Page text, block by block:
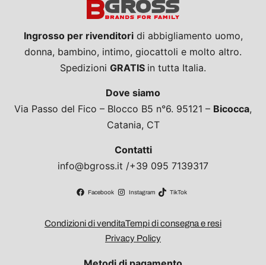
Ingrosso per rivenditoridi abbigliamento uomo,
donna, bambino, intimo, giocattoli e molto altro.
Spedizioni GRATIS in tutta Italia.
Dove siamo
Via Passo del Fico – Blocco B5 n°6. 95121 – Bicocca,
Catania, CT
Contatti
info@bgross.it /+39 095 7139317
Facebook Instagram TikTok
Condizioni di venditaTempi di consegna e resi
Privacy Policy